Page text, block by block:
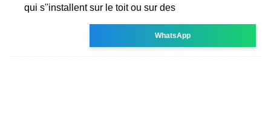
qui s''installent sur le toit ou sur des
WhatsApp